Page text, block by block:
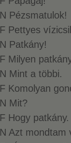
N Pézsmatulok!
F Pettyes
N Patkány!
F Milyen
N Mint a többi.
F Komolyan
N Mit?
F Hogy patkány.
N Azt mondtam